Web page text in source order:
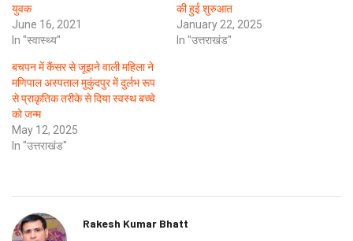
युवक
June 16, 2021
In "स्वास्थ्य"
की हुई शुरुआत
January 22, 2025
In "उत्तराखंड"
बचपन में कैंसर से जूझने वाली महिला ने
मणिपाल अस्पताल मुकुंदपुर में दुर्लभ रूप
से प्राकृतिक तरीके से दिया स्वस्थ बच्चे
को जन्म
May 12, 2025
In "उत्तराखंड"
Rakesh Kumar Bhatt